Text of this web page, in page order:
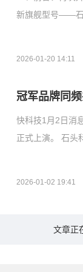
新旗舰型号——⽯
2026-01-20 14:11
冠军品牌同
快科技1月2日消
正式上演。 石头
2026-01-02 19:41
文章正